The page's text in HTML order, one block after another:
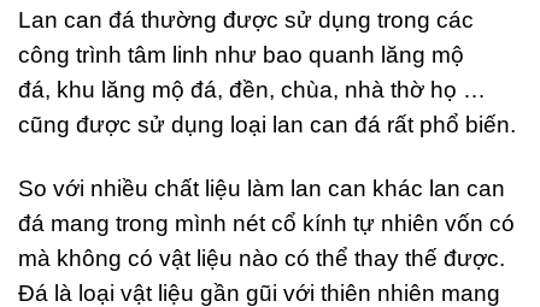
Lan can đá thường được sử dụng trong các
công trình tâm linh như bao quanh lăng mộ
đá, khu lăng mộ đá, đền, chùa, nhà thờ họ …
cũng được sử dụng loại lan can đá rất phổ biến.
So với nhiều chất liệu làm lan can khác lan can
đá mang trong mình nét cổ kính tự nhiên vốn có
mà không có vật liệu nào có thể thay thế được.
Đá là loại vật liệu gần gũi với thiên nhiên mang